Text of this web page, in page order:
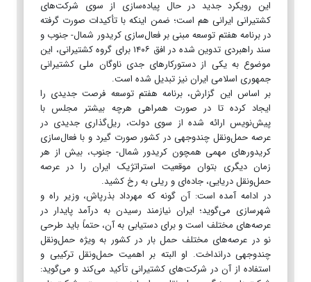
این رویکرد جدید در حال پیاده‌سازی از سوی شرکت‌های
کشتیرانی ایرانی هم است؛ ضمن اینکه با تأکیدات صورت گرفته
در برنامه هفتم توسعه مبنی بر فعال‌سازی کریدور شمال- جنوب و
سند راهبردی تدوین شده در افق ۱۴۰۶ برای گروه کشتیرانی، این
موضوع به یکی از دستورکار‌های جدی ناوگان ملی کشتیرانی
جمهوری اسلامی ایران نیز تبدیل شده است.
بر اساس این گزارش، برنامه هفتم توسعه فرصت جدیدی را
ایجاد کرده تا در صورت همراهی هرچه بیشتر مجلس با
پیش‌نویس ارائه شده از سوی دولت، ریل‌گذاری جدیدی در
عرصه حمل‌و‌نقل چندوجهی در کشور صورت گیرد و با فعال‌سازی
کریدور‌های مهمی همچون کریدور شمال- جنوب، بیش از هر
زمان دیگری بتوان موقعیت استراتژیک ایران را در عرصه
حمل‌و‌نقل دریایی، جاده‌ای و ریلی به رخ کشید.
در ادامه آمده است: آن گونه که مهرداد بذرپاش، وزیر راه و
شهرسازی می‌گوید؛ ایران نیازمند رسیدن به درآمد پایدار در
عرصه‌های مختلف است و برای دستیابی به آن، حتماً باید طرحی
نو در عرصه‌های مختلف حمل بار در کشور به ویژه حمل‌و‌نقل
چندوجهی درانداخت. او البته بر اهمیت حمل‌و‌نقل ترکیبی و
استفاده از آن در شرکت‌های کشتیرانی تأکید می‌کند و می‌گوید: